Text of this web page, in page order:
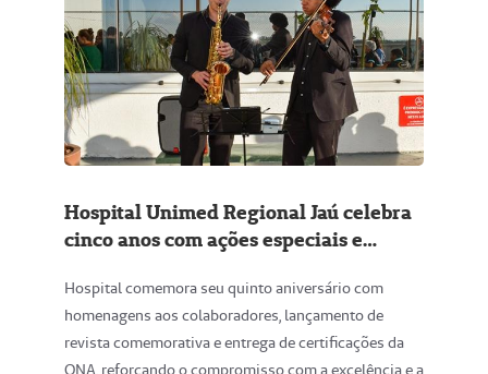
Hospital Unimed Regional Jaú celebra
cinco anos com ações especiais e
Hospital comemora seu quinto aniversário com
homenagens aos colaboradores, lançamento de
revista comemorativa e entrega de certificações da
ONA, reforçando o compromisso com a excelência e a